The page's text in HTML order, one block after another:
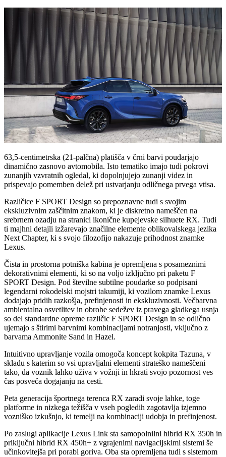
63,5-centimetrska (21-palčna) platišča v črni barvi poudarjajo
dinamično zasnovo avtomobila. Isto tematiko imajo tudi pokrovi
zunanjih vzvratnih ogledal, ki dopolnjujejo zunanji videz in
prispevajo pomemben delež pri ustvarjanju odličnega prvega vtisa.
Različice F SPORT Design so prepoznavne tudi s svojim
ekskluzivnim zaščitnim znakom, ki je diskretno nameščen na
srebrnem ozadju na stranici ikonične kupejevske silhuete RX. Tudi
ti majhni detajli izžarevajo značilne elemente oblikovalskega jezika
Next Chapter, ki s svojo filozofijo nakazuje prihodnost znamke
Lexus.
Čista in prostorna potniška kabina je opremljena s posameznimi
dekorativnimi elementi, ki so na voljo izključno pri paketu F
SPORT Design. Pod številne subtilne poudarke so podpisani
legendarni rokodelski mojstri takumiji, ki vozilom znamke Lexus
dodajajo pridih razkošja, prefinjenosti in ekskluzivnosti. Večbarvna
ambientalna osvetlitev in obrobe sedežev iz pravega gladkega usnja
so del standardne opreme različic F SPORT Design in se odlično
ujemajo s štirimi barvnimi kombinacijami notranjosti, vključno z
barvama Ammonite Sand in Hazel.
Intuitivno upravljanje vozila omogoča koncept kokpita Tazuna, v
skladu s katerim so vsi upravljalni elementi strateško nameščeni
tako, da voznik lahko uživa v vožnji in hkrati svojo pozornost ves
čas posveča dogajanju na cesti.
Peta generacija športnega terenca RX zaradi svoje lahke, toge
platforme in nizkega težišča v vseh pogledih zagotavlja izjemno
vozniško izkušnjo, ki temelji na kombinaciji udobja in prefinjenost.
Po zaslugi aplikacije Lexus Link sta samopolnilni hibrid RX 350h in
priključni hibrid RX 450h+ z vgrajenimi navigacijskimi sistemi še
učinkovitejša pri porabi goriva. Oba sta opremljena tudi s sistemom